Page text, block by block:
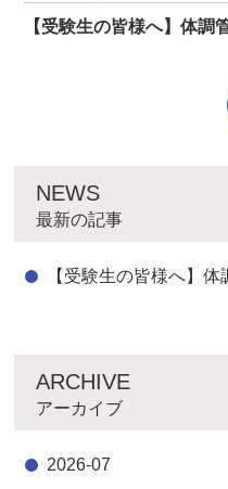
NEWS
最新の記事
【受験生の皆様へ】
ARCHIVE
アーカイブ
2026-07
【受験生の皆様へ】体調